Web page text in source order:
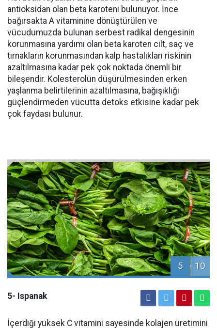
antioksidan olan beta karoteni bulunuyor. İnce
bağırsakta A vitaminine dönüştürülen ve
vücudumuzda bulunan serbest radikal dengesinin
korunmasına yardımı olan beta karoten cilt, saç ve
tırnakların korunmasından kalp hastalıkları riskinin
azaltılmasına kadar pek çok noktada önemli bir
bileşendir. Kolesterolün düşürülmesinden erken
yaşlanma belirtilerinin azaltılmasına, bağışıklığı
güçlendirmeden vücutta detoks etkisine kadar pek
çok faydası bulunur.
5 10
5- Ispanak
İçerdiği yüksek C vitamini sayesinde kolajen üretimini